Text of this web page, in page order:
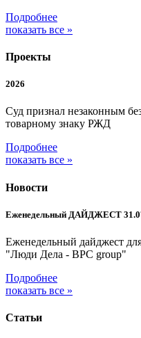
Подробнее
показать все »
Проекты
2026
Суд признал незаконным
товарному знаку РЖД
Подробнее
показать все »
Новости
Еженедельный ДАЙДЖЕСТ
Еженедельный дайджест
"Люди Дела - BPC group"
Подробнее
показать все »
Статьи